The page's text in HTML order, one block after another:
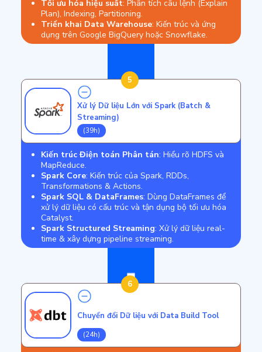
Tối ưu hóa hiệu suất: Phân tích câu lệnh (Explain
Plan), Indexing, Partitioning.
Triển khai Data Warehouse: Kiến trúc và ứng
dụng trên Google BigQuery hoặc Snowflake.
5
Xử lý Dữ liệu Lớn với Spark (Batch &
Streaming)
(39h)
Kiến trúc Điện toán Phân tán: Hiểu rõ HDFS và
MapReduce.
Spark Core: Kiến trúc của Spark, RDDs,
Transformations & Actions.
Spark SQL & DataFrames: Dùng DataFrames để
xử lý dữ liệu có cấu trúc và tận dụng bộ tối ưu hóa
Catalyst.
Spark Structured Streaming: Xử lý dữ liệu real-
time & xây dựng pipeline streaming.
6
Chuyển đổi Dữ liệu với Data Build Tool
(24h)